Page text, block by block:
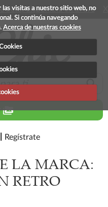
visitas a nuestro sitio web, no
Si continúa navegando
Acerca de nuestras cookies
beta, disponible en breve
search
perm_media
Regístrate
LA MARCA:
RETRO